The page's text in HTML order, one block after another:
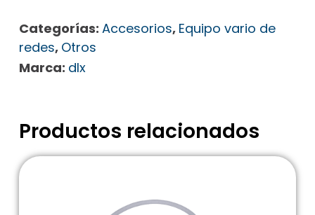
Categorías: Accesorios, Equipo vario de
redes, Otros
Marca: dlx
Productos relacionados